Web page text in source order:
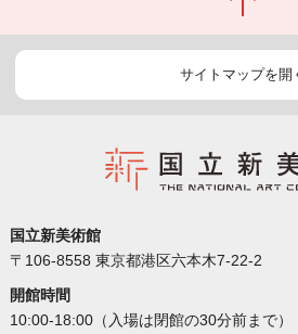
サイトマップを開
国立新美術館
〒106-8558 東京都港区六本木7-22-2
開館時間
10:00-18:00（入場は閉館の30分前まで）